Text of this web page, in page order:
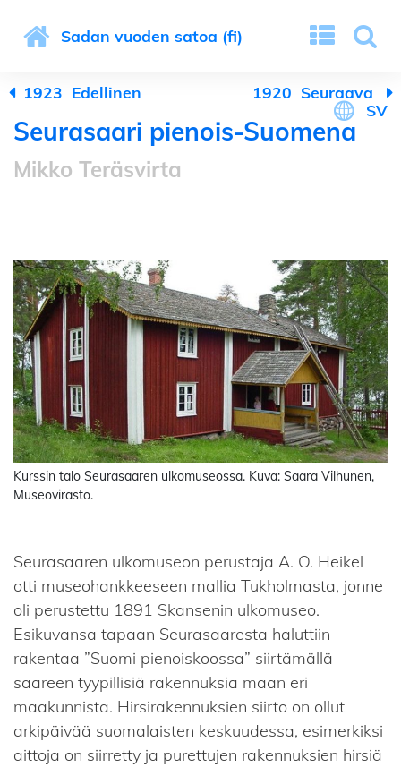
Sadan vuoden satoa (fi)
SV
1923 Edellinen 1920 Seuraava
Seurasaari pienois-Suomena
Mikko Teräsvirta
Kurssin talo Seurasaaren ulkomuseossa. Kuva: Saara Vilhunen,
Museovirasto.
Seurasaaren ulkomuseon perustaja A. O. Heikel
otti museohankkeeseen mallia Tukholmasta, jonne
oli perustettu 1891 Skansenin ulkomuseo.
Esikuvansa tapaan Seurasaaresta haluttiin
rakentaa ”Suomi pienoiskoossa” siirtämällä
saareen tyypillisiä rakennuksia maan eri
maakunnista. Hirsirakennuksien siirto on ollut
arkipäivää suomalaisten keskuudessa, esimerkiksi
aittoja on siirretty ja purettujen rakennuksien hirsiä